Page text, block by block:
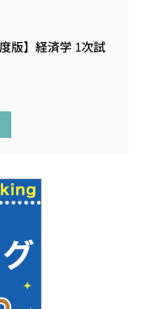
版】経済学 1次試